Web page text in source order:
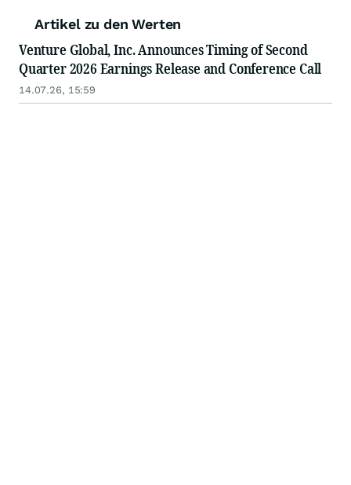
Artikel zu den Werten
Venture Global, Inc. Announces Timing of Second
Quarter 2026 Earnings Release and Conference Call
14.07.26, 15:59